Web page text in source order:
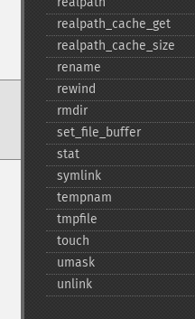
realpath_​cache_​get
realpath_​cache_​size
rename
rewind
rmdir
set_​file_​buffer
stat
symlink
tempnam
tmpfile
touch
umask
unlink